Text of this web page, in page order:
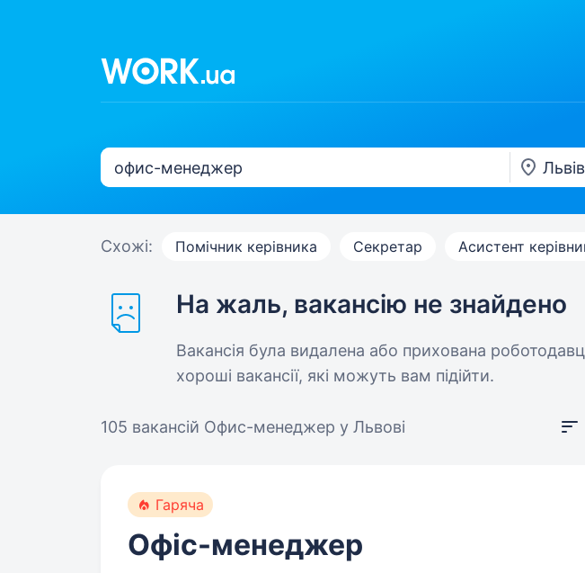
Схожі: Помічник керівника Секретар Асистент
На жаль, вакансію не знайдено
Вакансія була видалена або прихована
хороші вакансії, які можуть вам підійти.
105 вакансій Офис-менеджер у Львові
Гаряча
Офіс-менеджер